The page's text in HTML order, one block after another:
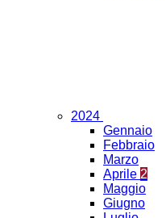
2024
Gennaio
Febbraio
Marzo
Aprile 2
Maggio
Giugno